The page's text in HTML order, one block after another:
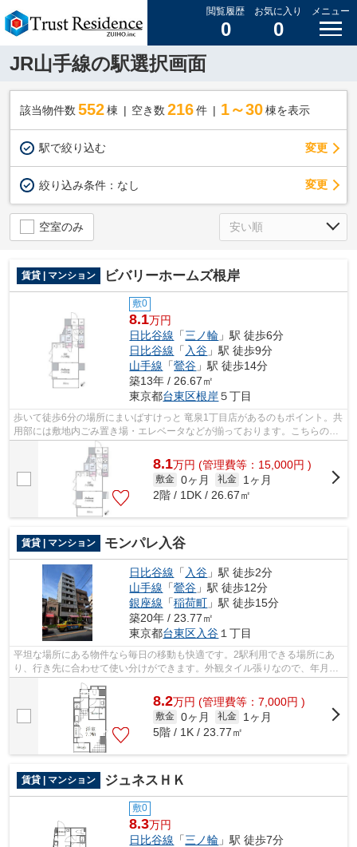
閲覧履歴
0
お気に入り
0
メニュー
JR山手線の駅選択画面
該当物件数 552棟 空き数 216 件 1～30 棟を表示
駅で絞り込む 変更
絞り込み条件： なし 変更
空室のみ
賃貸 | マンション ビバリーホームズ根岸
敷0
8.1万円
日比谷線 「三ノ輪 」駅 徒歩6分
日比谷線 「 入谷 」駅 徒歩9分
山手線 「鶯谷 」駅 徒歩14分
築13年 / 26.67㎡
東京都台東区根岸５丁目
歩いて徒歩6分の場所にまいばすけっと 竜泉1丁目店があるのもポイント。共
用部には敷地内ごみ置き場・エレベータなどが揃っております。こちらの物
件はマンションです。外壁はタイル張...
8.1万円 (管理費等：15,000円 )
敷金 0ヶ月 礼金
1ヶ月
2階 / 1DK / 26.67㎡
賃貸 | マンション モンパレ入谷
日比谷線 「 入谷 」駅 徒歩2分
山手線 「鶯谷 」駅 徒歩12分
銀座線 「稲荷町 」駅 徒歩15分
築20年 / 23.77㎡
東京都台東区入谷 １丁目
平坦な場所にある物件なら毎日の移動も快適です。2駅利用できる場所にあ
り、行き先に合わせて使い分けができます。外観タイル張りなので、年月と
ともに味わいが生まれてきます。徒歩2...
8.2万円 (管理費等：7,000円 )
敷金 0ヶ月 礼金
1ヶ月
5階 / 1K / 23.77㎡
賃貸 | マンション ジュネスＨＫ
敷0
8.3万円
日比谷線 「三ノ輪 」駅 徒歩7分